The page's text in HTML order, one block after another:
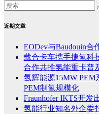
近期文章
EODev与Baudouin合
载合卡车携手捷氢科
合作共推氢能重卡普
氢辉能源15MW
PEM制氢规模化
Fraunhofer IKTS开发
氢能行业知名外企委